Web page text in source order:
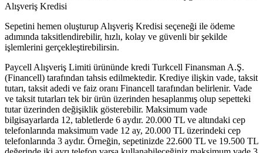
Alışveriş Kredisi
Sepetini hemen oluşturup Alışveriş Kredisi seçeneği ile ödeme
adımında taksitlendirebilir, hızlı, kolay ve güvenli bir şekilde
işlemlerini gerçekleştirebilirsin.
Paycell Alışveriş Limiti ürününde kredi Turkcell Finansman A.Ş.
(Financell) tarafından tahsis edilmektedir. Krediye ilişkin vade, taksit
tutarı, taksit adedi ve faiz oranı Financell tarafından belirlenir. Vade
ve taksit tutarları tek bir ürün üzerinden hesaplanmış olup sepetteki
tutar üzerinden değişiklik gösterebilir. Maksimum vade
bilgisayarlarda 12, tabletlerde 6 aydır. 20.000 TL ve altındaki cep
telefonlarında maksimum vade 12 ay, 20.000 TL üzerindeki cep
telefonlarında 3 aydır. Örneğin, sepetinizde 22.600 TL ve 19.500 TL